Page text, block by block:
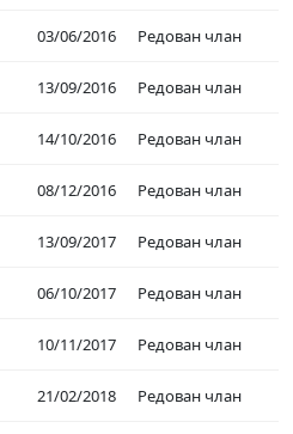
03/06/2016 Редован члан
13/09/2016 Редован члан
14/10/2016 Редован члан
08/12/2016 Редован члан
13/09/2017 Редован члан
06/10/2017 Редован члан
10/11/2017 Редован члан
21/02/2018 Редован члан